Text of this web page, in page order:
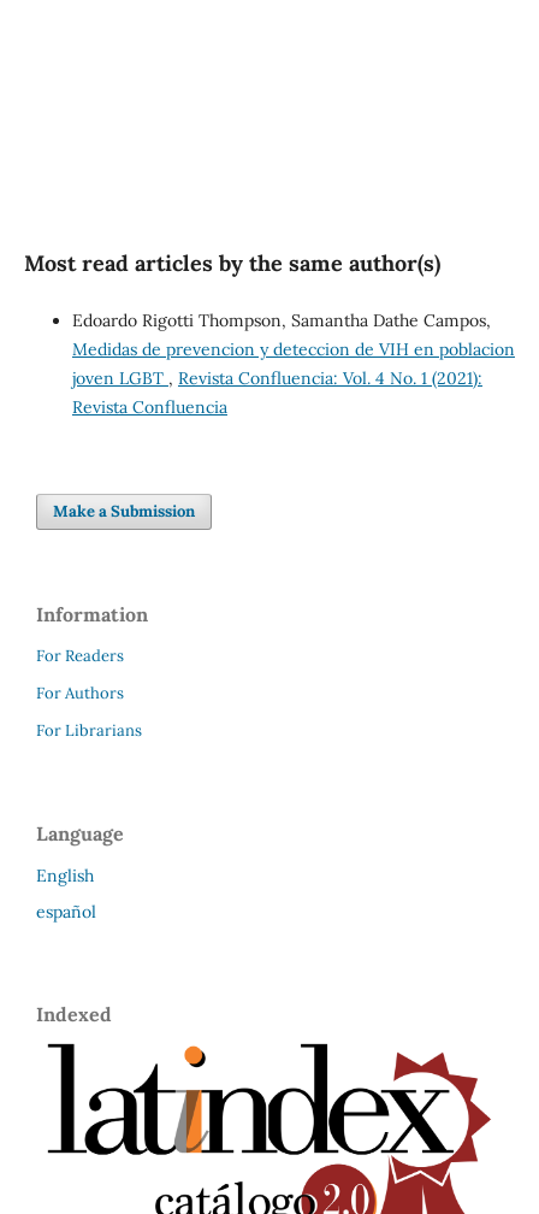
Most read articles by the same author(s)
Edoardo Rigotti Thompson, Samantha Dathe Campos,
Medidas de prevencion y deteccion de VIH en poblacion
joven LGBT , Revista Confluencia: Vol. 4 No. 1 (2021):
Revista Confluencia
Make a Submission
Information
For Readers
For Authors
For Librarians
Language
English
español
Indexed